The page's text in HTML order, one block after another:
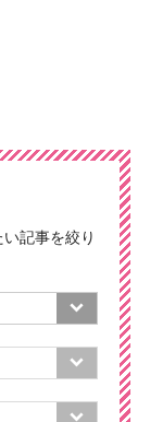
記事を絞り